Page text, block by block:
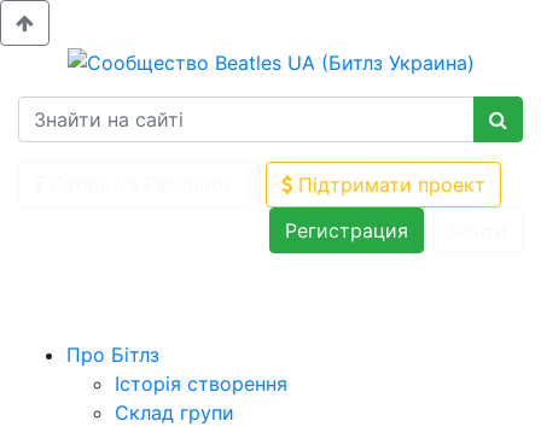
Підтримати проект
Регистрация
Про Бітлз
Історія створення
Склад групи